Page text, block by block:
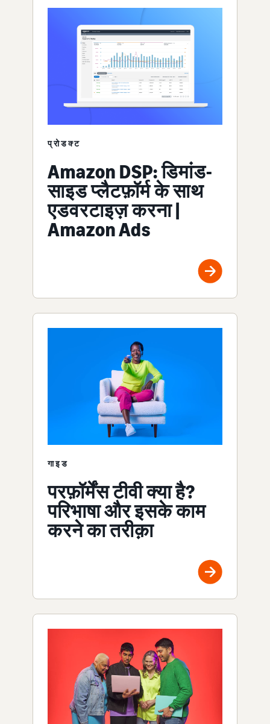
प्रोडक्ट
Amazon DSP: डिमांड-
साइड प्लैटफ़ॉर्म के साथ
एडवरटाइज़ करना |
Amazon Ads
गाइड
परफ़ॉर्मेंस टीवी क्या है?
परिभाषा और इसके काम
करने का तरीक़ा